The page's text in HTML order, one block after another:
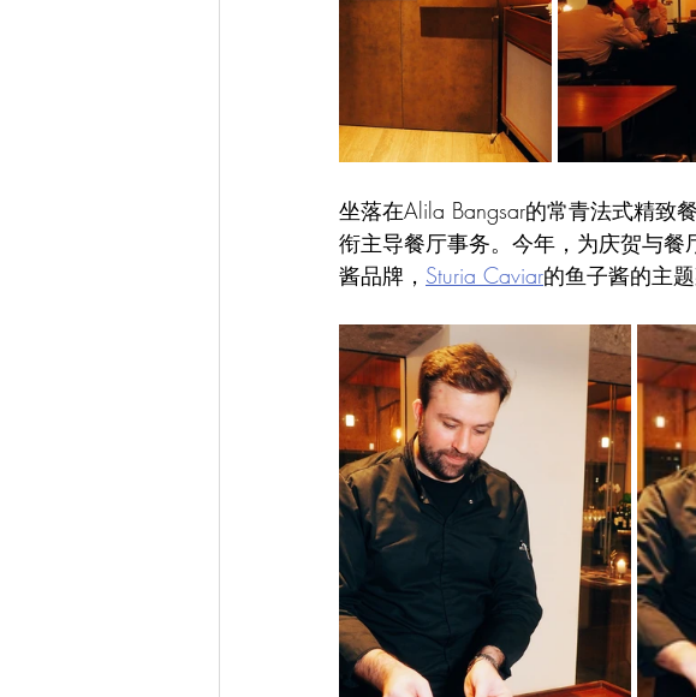
坐落在Alila Bangsar的常青法式精致
衔主导餐厅事务。今年，为庆贺与
酱品牌， Sturia Caviar的鱼子酱的主题